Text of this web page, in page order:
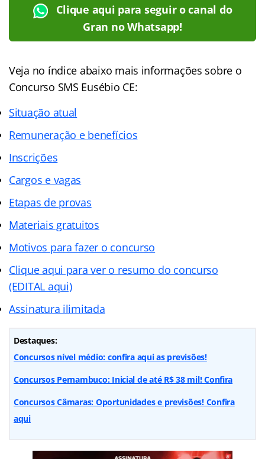
Clique aqui para seguir o canal do
Gran no Whatsapp!
Veja no índice abaixo mais informações sobre o
Concurso SMS Eusébio CE:
Situação atual
Remuneração e benefícios
Inscrições
Cargos e vagas
Etapas de provas
Materiais gratuitos
Motivos para fazer o concurso
Clique aqui para ver o resumo do concurso
(EDITAL aqui)
Assinatura ilimitada
Destaques:
Concursos nível médio: confira aqui as previsões!
Concursos Pernambuco: Inicial de até R$ 38 mil! Confira
Concursos Câmaras: Oportunidades e previsões! Confira
aqui